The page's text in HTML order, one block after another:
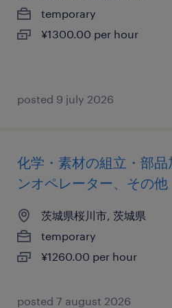
temporary
¥1300.00 per hour
posted 9 july 2026
化学・素材の組立・部
ンオペレーター、その他
茨城県桜川市, 茨城県
temporary
¥1260.00 per hour
posted 7 august 2026